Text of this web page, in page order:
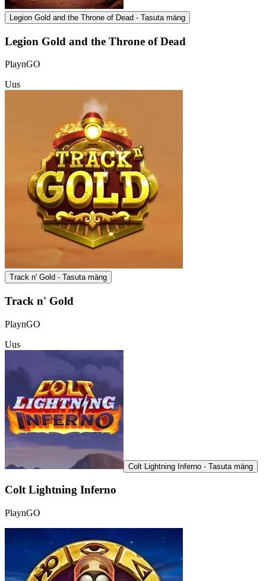
Legion Gold and the Throne of Dead - Tasuta mäng
Legion Gold and the Throne of Dead
PlaynGO
Uus
Track n' Gold - Tasuta mäng
Track n' Gold
PlaynGO
Uus
Colt Lightning Inferno - Tasuta mäng
Colt Lightning Inferno
PlaynGO